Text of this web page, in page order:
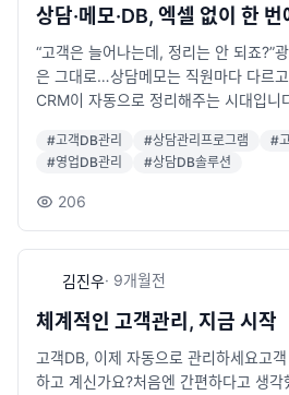
111)관리자 : http://
l■ 상담 및 문의전화 : 070-8875-
제외)네이트온 :
ster@nate.com카카오톡 : http://
상담·메모·DB, 엑셀 없이 한
“고객은 늘어나는데, 정리는 안 되죠?”
은 그대로…상담메모는 직원마다 다르
CRM이 자동으로 정리해주는 시대입니
보는 그대로엑셀 없이도 고객 태그·검색
입분석까지 한번에!고객을 데이터가 아
요.관리만 바꿔도 매출이 달라집니다
#고객DB관리 #상담관리프로그램 #
#영업DB관리 #상담DB솔루션
206
김진우· 9개월전
체계적인 고객관리, 지금 시작
고객DB, 이제 자동으로 관리하세요고
하고 계신가요?처음엔 간편하다고 생